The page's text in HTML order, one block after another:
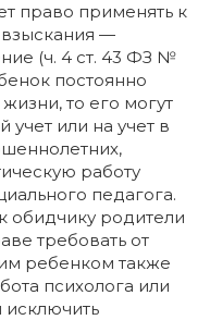
право применять к
—
(ч. 4 ст. 43 ФЗ №
постоянно
то его могут
учет или на учет в
работу
педагога.
обидчику родители
требовать от
ребенком также
психолога или
исключить